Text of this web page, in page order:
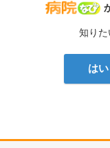
知り
はい